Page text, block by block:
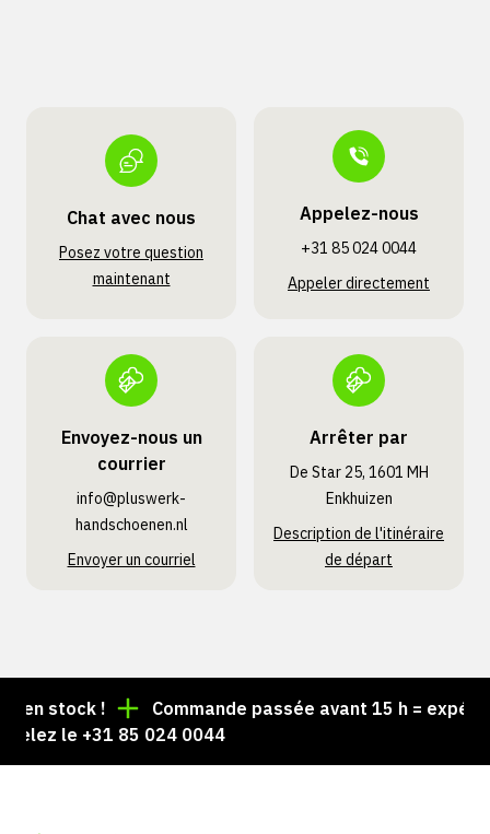
Chat avec nous
Posez votre question
maintenant
Appelez-nous
+31 85 024 0044
Appeler directement
Envoyez-nous un
courrier
info@pluswerk­
handschoenen.nl
Envoyer un courriel
Arrêter par
De Star 25, 1601 MH
Enkhuizen
Description de l'itinéraire
de départ
stock !
Commande passée avant 15 h = expédiée
le +31 85 024 0044